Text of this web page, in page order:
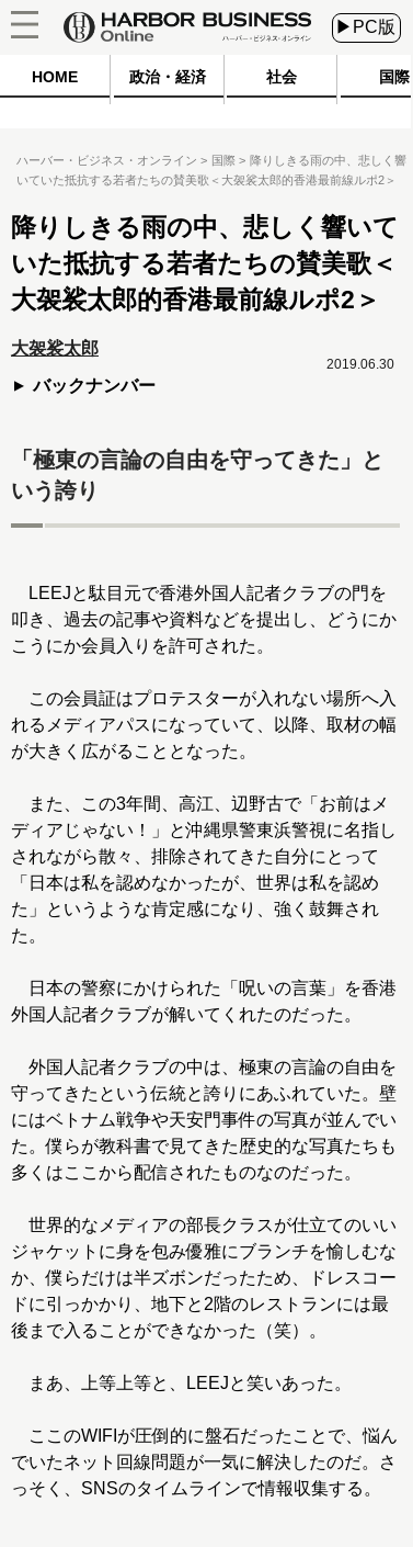
▶PC版
HOME 政治・経済 社会 国際
ハーバー・ビジネス・オンライン 国際
降りしきる雨の中、悲しく響
いていた抵抗する若者たちの賛美歌＜大袈裟太郎的香港最前線ルポ2＞
降りしきる雨の中、悲しく響いて
いた抵抗する若者たちの賛美歌＜
大袈裟太郎的香港最前線ルポ2＞
大袈裟太郎
バックナンバー
2019.06.30
「極東の言論の自由を守ってきた」と
いう誇り
LEEJと駄目元で香港外国人記者クラブの門を
叩き、過去の記事や資料などを提出し、どうにか
こうにか会員入りを許可された。
この会員証はプロテスターが入れない場所へ入
れるメディアパスになっていて、以降、取材の幅
が大きく広がることとなった。
また、この3年間、高江、辺野古で「お前はメ
ディアじゃない！」と沖縄県警東浜警視に名指し
されながら散々、排除されてきた自分にとって
「日本は私を認めなかったが、世界は私を認め
た」というような肯定感になり、強く鼓舞され
た。
日本の警察にかけられた「呪いの言葉」を香港
外国人記者クラブが解いてくれたのだった。
外国人記者クラブの中は、極東の言論の自由を
守ってきたという伝統と誇りにあふれていた。壁
にはベトナム戦争や天安門事件の写真が並んでい
た。僕らが教科書で見てきた歴史的な写真たちも
多くはここから配信されたものなのだった。
世界的なメディアの部長クラスが仕立てのいい
ジャケットに身を包み優雅にブランチを愉しむな
か、僕らだけは半ズボンだったため、ドレスコー
ドに引っかかり、地下と2階のレストランには最
後まで入ることができなかった（笑）。
まあ、上等上等と、LEEJと笑いあった。
ここのWIFIが圧倒的に盤石だったことで、悩ん
でいたネット回線問題が一気に解決したのだ。さ
っそく、SNSのタイムラインで情報収集する。